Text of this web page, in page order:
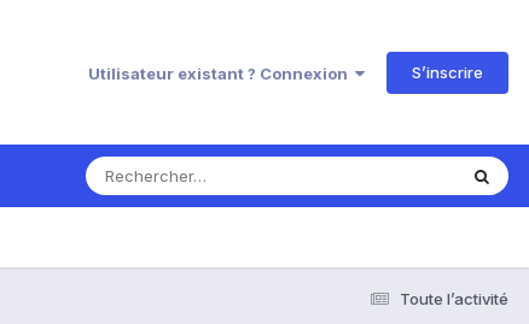
Utilisateur existant ? Connexion S’inscrire
Toute l’activité